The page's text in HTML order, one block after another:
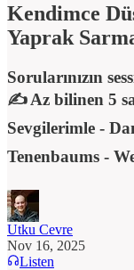
Kendimce
Yaprak
Sorularınızın
✍️ Az bilinen 5
Sevgilerimle -
Tenenbaums -
Utku Cevre
Nov 16, 2025
Listen